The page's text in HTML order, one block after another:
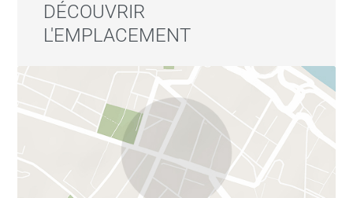
DÉCOUVRIR
L'EMPLACEMENT